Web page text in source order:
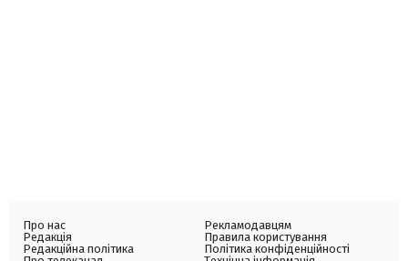
Про нас
Редакція
Редакційна політика
Рекламодавцям
Правила користування
Політика конфіденційності